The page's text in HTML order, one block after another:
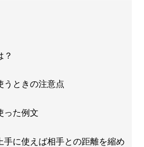
？
うときの注意点
った例文
手に使えば相手との距離を縮め